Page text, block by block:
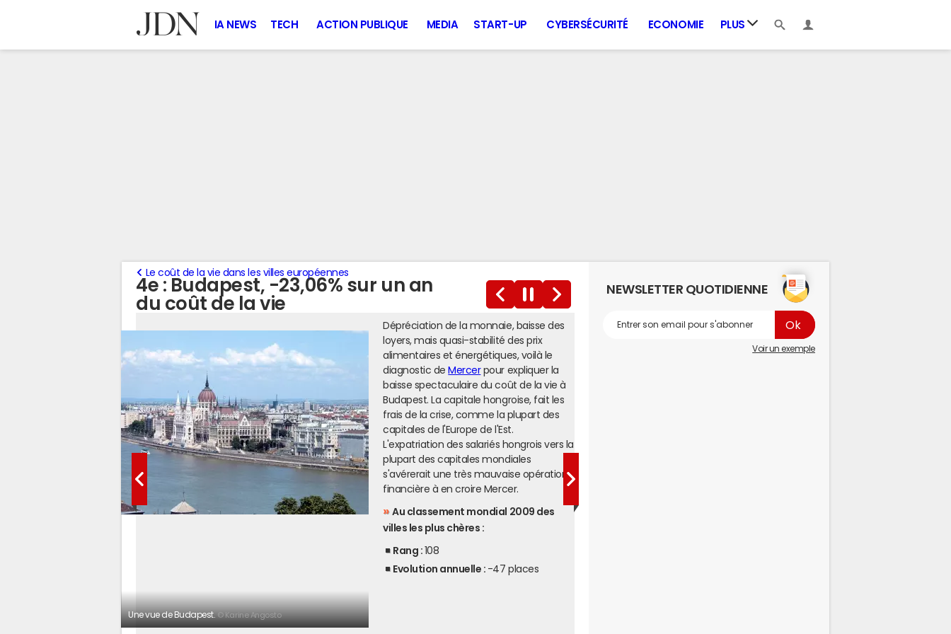
IA NEWS TECH ACTION PUBLIQUE MEDIA START-UP CYBERSÉCURITÉ ECONOMIE PLUS
4e : Budapest, -23,06% sur un an
du coût de la vie
Le coût de la vie dans les villes européennes
Une vue de Budapest.© Karine Angosto
Dépréciation de la monnaie, baisse des
loyers, mais quasi-stabilité des prix
alimentaires et énergétiques, voilà le
diagnostic de Mercerpour expliquer la
baisse spectaculaire du coût de la vie à
Budapest. La capitale hongroise, fait les
frais de la crise, comme la plupart des
capitales de l'Europe de l'Est.
L'expatriation des salariés hongrois vers la
plupart des capitales mondiales
s'avérerait une très mauvaise opération
financière à en croire Mercer.
Au classement mondial 2009 des
villes les plus chères :
Rang : 108
Evolution annuelle : -47 places
NEWSLETTER QUOTIDIENNE
Voir un exemple